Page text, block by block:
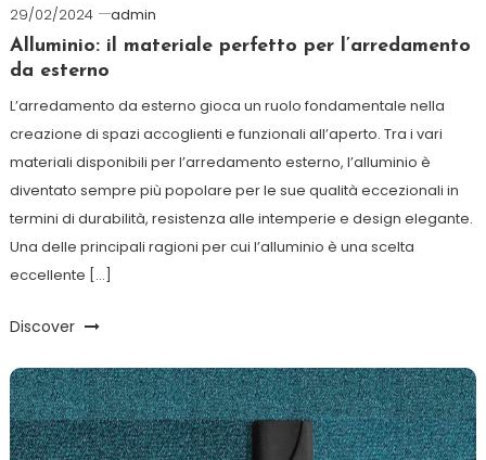
29/02/2024
admin
Alluminio: il materiale perfetto per l’arredamento
da esterno
L’arredamento da esterno gioca un ruolo fondamentale nella
creazione di spazi accoglienti e funzionali all’aperto. Tra i vari
materiali disponibili per l’arredamento esterno, l’alluminio è
diventato sempre più popolare per le sue qualità eccezionali in
termini di durabilità, resistenza alle intemperie e design elegante.
Una delle principali ragioni per cui l’alluminio è una scelta
eccellente […]
Discover